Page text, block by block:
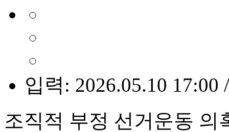
입력: 2026.05.10 17:00
조직적 부정 선거운동 의